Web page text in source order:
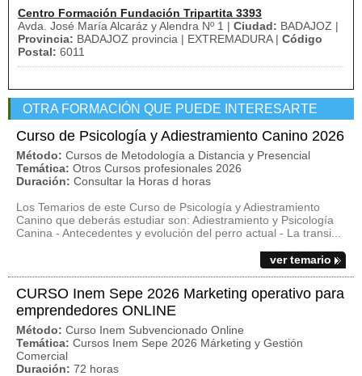
Centro Formación Fundación Tripartita 3393
Avda. José María Alcaráz y Alendra Nº 1 | Ciudad: BADAJOZ |
Provincia: BADAJOZ provincia | EXTREMADURA | Código
Postal: 6011
OTRA FORMACIÓN QUE PUEDE INTERESARTE
Curso de Psicología y Adiestramiento Canino 2026
Método: Cursos de Metodología a Distancia y Presencial
Temática: Otros Cursos profesionales 2026
Duración: Consultar la Horas d horas
Los Temarios de este Curso de Psicología y Adiestramiento
Canino que deberás estudiar son: Adiestramiento y Psicología
Canina - Antecedentes y evolución del perro actual - La transi...
ver temario
CURSO Inem Sepe 2026 Marketing operativo para
emprendedores ONLINE
Método: Curso Inem Subvencionado Online
Temática: Cursos Inem Sepe 2026 Márketing y Gestión
Comercial
Duración: 72 horas